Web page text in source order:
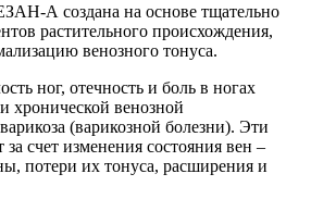
А создана на основе тщательно
растительного происхождения,
венозного тонуса.
ног, отечность и боль в ногах
хронической венозной
(варикозной болезни). Эти
счет изменения состояния вен –
потери их тонуса, расширения и